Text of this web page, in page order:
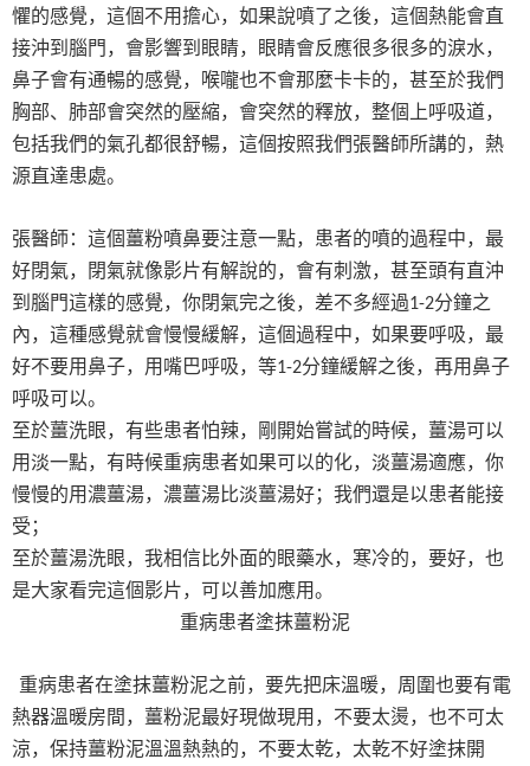
懼的感覺，這個不用擔心，如果說噴了之後，這個熱能會直
接沖到腦門，會影響到眼睛，眼睛會反應很多很多的淚水，
鼻子會有通暢的感覺，喉嚨也不會那麼卡卡的，甚至於我們
胸部、肺部會突然的壓縮，會突然的釋放，整個上呼吸道，
包括我們的氣孔都很舒暢，這個按照我們張醫師所講的，熱
源直達患處。
張醫師：這個薑粉噴鼻要注意一點，患者的噴的過程中，最
好閉氣，閉氣就像影片有解說的，會有刺激，甚至頭有直沖
到腦門這樣的感覺，你閉氣完之後，差不多經過1-2分鐘之
內，這種感覺就會慢慢緩解，這個過程中，如果要呼吸，最
好不要用鼻子，用嘴巴呼吸，等1-2分鐘緩解之後，再用鼻子
呼吸可以。
至於薑洗眼，有些患者怕辣，剛開始嘗試的時候，薑湯可以
用淡一點，有時候重病患者如果可以的化，淡薑湯適應，你
慢慢的用濃薑湯，濃薑湯比淡薑湯好；我們還是以患者能接
受；
至於薑湯洗眼，我相信比外面的眼藥水，寒冷的，要好，也
是大家看完這個影片，可以善加應用。
重病患者塗抹薑粉泥
重病患者在塗抹薑粉泥之前，要先把床溫暖，周圍也要有電
熱器溫暖房間，薑粉泥最好現做現用，不要太燙，也不可太
涼，保持薑粉泥溫溫熱熱的，不要太乾，太乾不好塗抹開